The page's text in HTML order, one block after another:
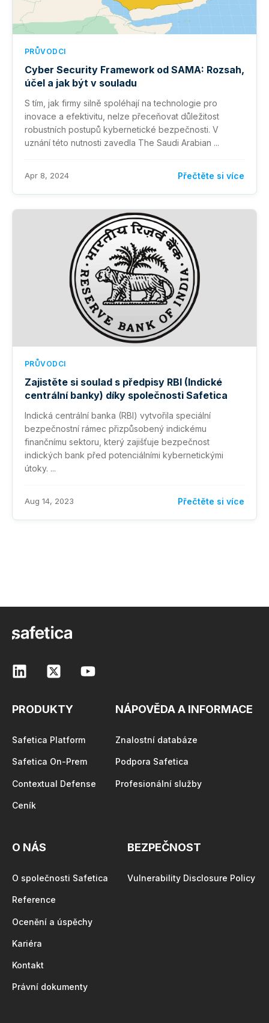
PRŮVODCI
Cyber Security Framework od SAMA: Rozsah,
účel a jak být v souladu
S tím, jak firmy silně spoléhají na technologie pro
inovace a efektivitu, nelze přeceňovat důležitost
robustních postupů kybernetické bezpečnosti. V
uznání této nutnosti zavedla The Saudi Arabian ...
Apr 8, 2024 Přečtěte si více
PRŮVODCI
Zajistěte si soulad s předpisy RBI (Indické
centrální banky) díky společnosti Safetica
Indická centrální banka (RBI) vytvořila speciální
bezpečnostní rámec přizpůsobený indickému
finančnímu sektoru, který zajišťuje bezpečnost
indických bank před potenciálními kybernetickými
útoky. ...
Aug 14, 2023 Přečtěte si více
PRODUKTY
Safetica Platform
Safetica On-Prem
Contextual Defense
Ceník
NÁPOVĚDA A INFORMACE
Znalostní databáze
Podpora Safetica
Profesionální služby
O NÁS
O společnosti Safetica
Reference
Ocenění a úspěchy
Kariéra
Kontakt
Právní dokumenty
BEZPEČNOST
Vulnerability Disclosure Policy